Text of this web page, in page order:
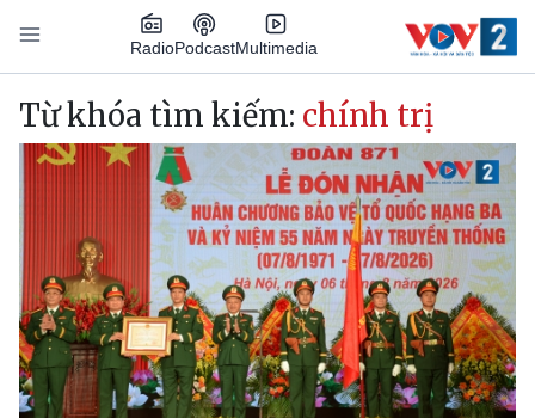
Nhảy đến nội dung
RadioPodcastMultimedia
Main navigation
Từ khóa tìm kiếm: chính trị